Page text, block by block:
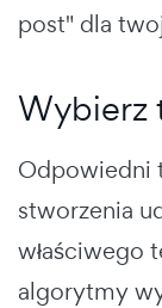
post" dla
Wybierz
Odpowiedni
stworzenia
właściwego
algorytmy